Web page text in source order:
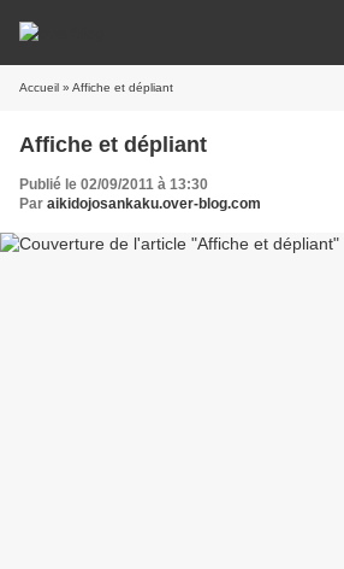
Accueil » Affiche et dépliant
Affiche et dépliant
Publié le 02/09/2011 à 13:30
Par aikidojosankaku.over-blog.com